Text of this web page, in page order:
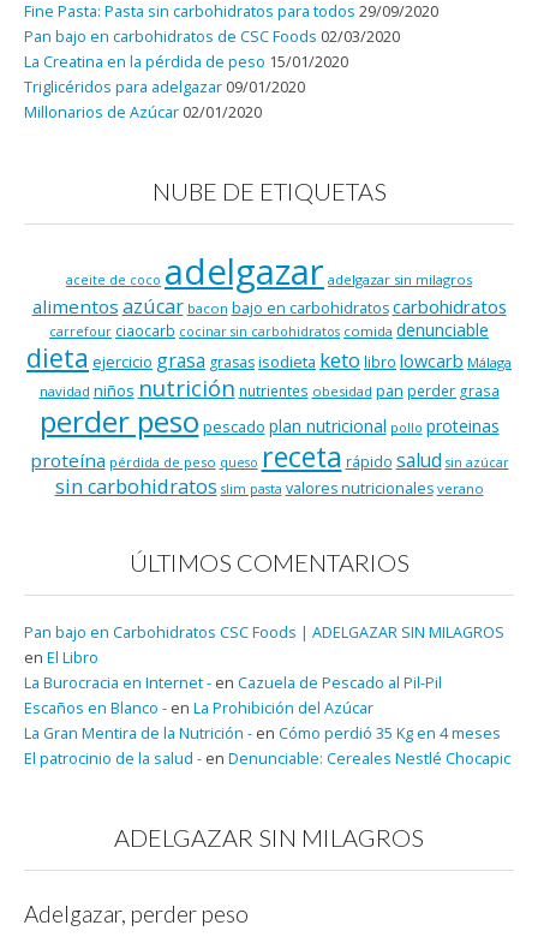
Fine Pasta: Pasta sin carbohidratos para todos 29/09/2020
Pan bajo en carbohidratos de CSC Foods 02/03/2020
La Creatina en la pérdida de peso 15/01/2020
Triglicéridos para adelgazar 09/01/2020
Millonarios de Azúcar 02/01/2020
NUBE DE ETIQUETAS
aceite de coco adelgazar adelgazar sin milagros
alimentos azúcar bacon bajo en carbohidratos carbohidratos
carrefour ciaocarb cocinar sin carbohidratos comida denunciable
dieta ejercicio grasa grasasisodieta keto libro lowcarb Málaga
navidad niños nutrición nutrientes obesidad pan perder grasa
perder peso pescado plan nutricional pollo proteinas
proteína pérdida de peso queso receta rápido salud sin azúcar
sin carbohidratos slim pasta valores nutricionales verano
ÚLTIMOS COMENTARIOS
Pan bajo en Carbohidratos CSC Foods | ADELGAZAR SIN MILAGROS
en El Libro
La Burocracia en Internet - en Cazuela de Pescado al Pil-Pil
Escaños en Blanco - en La Prohibición del Azúcar
La Gran Mentira de la Nutrición - en Cómo perdió 35 Kg en 4 meses
El patrocinio de la salud - en Denunciable: Cereales Nestlé Chocapic
ADELGAZAR SIN MILAGROS
Adelgazar, perder peso